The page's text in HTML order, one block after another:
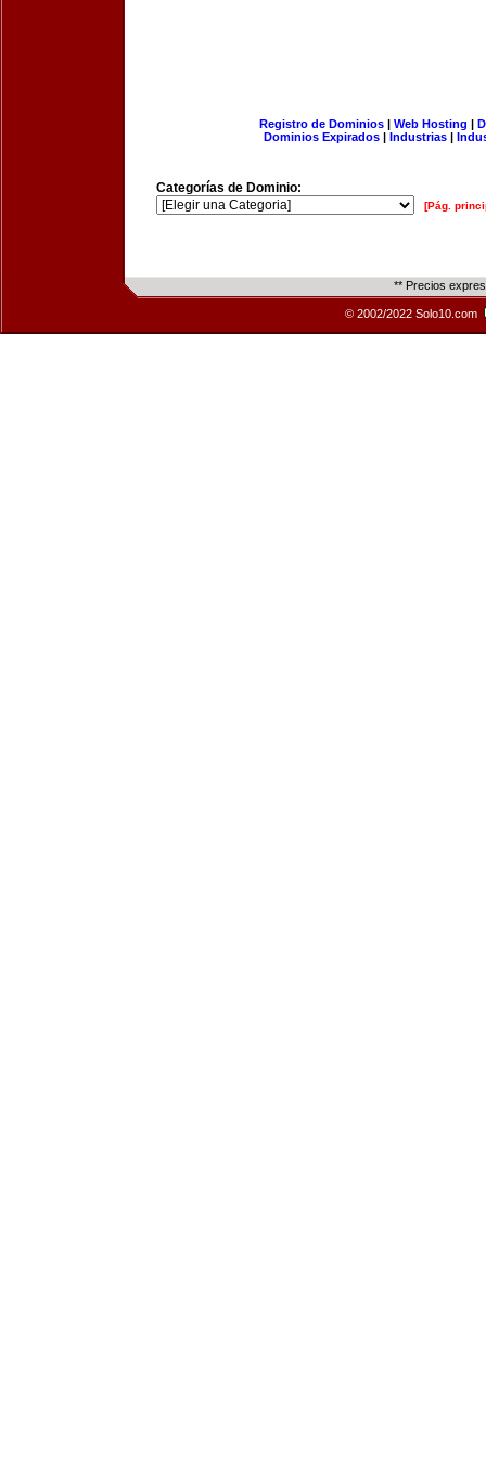
Registro de Dominios| Web Hosting |
Dominios Expirados | Industrias |
Categorías de Dominio:
[Pág.
** Precios
© 2002/2022 Solo10.com